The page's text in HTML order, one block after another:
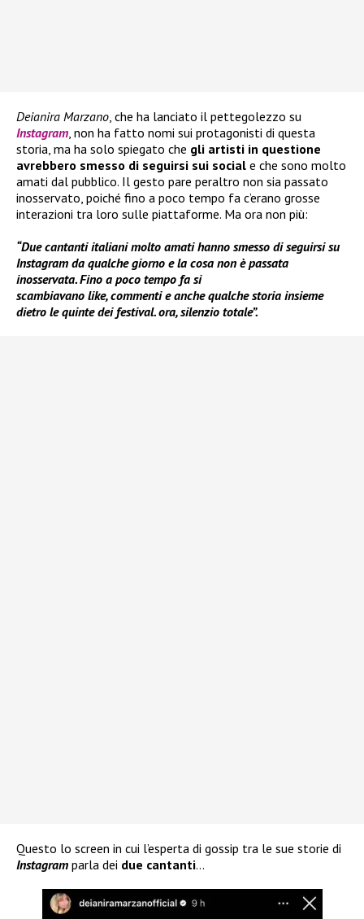
Deianira Marzano, che ha lanciato il pettegolezzo su
Instagram, non ha fatto nomi sui protagonisti di questa
storia, ma ha solo spiegato che gli artisti in questione
avrebbero smesso di seguirsi sui social e che sono molto
amati dal pubblico. Il gesto pare peraltro non sia passato
inosservato, poiché fino a poco tempo fa c’erano grosse
interazioni tra loro sulle piattaforme. Ma ora non più:
“Due cantanti italiani molto amati hanno smesso di seguirsi su
Instagram da qualche giorno e la cosa non è passata
inosservata. Fino a poco tempo fa si
scambiavano like, commenti e anche qualche storia insieme
dietro le quinte dei festival. ora, silenzio totale”.
Questo lo screen in cui l’esperta di gossip tra le sue storie di
Instagram parla dei due cantanti…